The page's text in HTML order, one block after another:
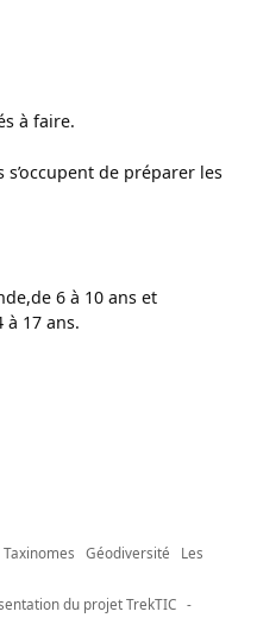
à faire.
de préparer les
6 à 10 ans et
à 17 ans.
Taxinomes Géodiversité
Les
du projet TrekTIC -